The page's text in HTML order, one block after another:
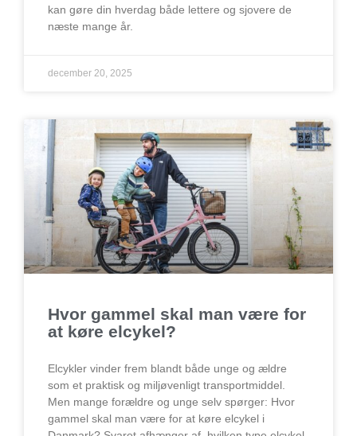
kan gøre din hverdag både lettere og sjovere de
næste mange år.
december 20, 2025
Hvor gammel skal man være for
at køre elcykel?
Elcykler vinder frem blandt både unge og ældre
som et praktisk og miljøvenligt transportmiddel.
Men mange forældre og unge selv spørger: Hvor
gammel skal man være for at køre elcykel i